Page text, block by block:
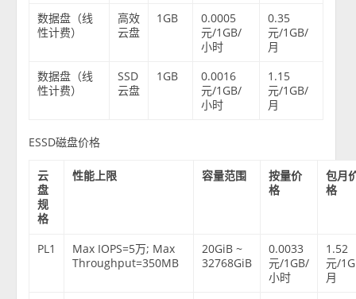
数据盘（线
性计费）
高效
云盘
1GB
0.0005
元/1GB/
小时
0.35
元/1GB/
月
数据盘（线
性计费）
SSD
云盘
1GB
0.0016
元/1GB/
小时
1.15
元/1GB/
月
ESSD磁盘价格
云
盘
规
格
性能上限 容量范围
按量价
格
包月
格
PL1
Max IOPS=5万; Max
Throughput=350MB
20GiB ~
32768GiB
0.0033
元/1GB/
小时
1.52
元/
月